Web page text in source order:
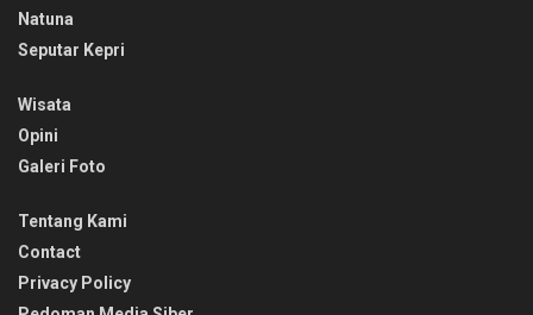
Natuna
Seputar Kepri
Wisata
Opini
Galeri Foto
Tentang Kami
Contact
Privacy Policy